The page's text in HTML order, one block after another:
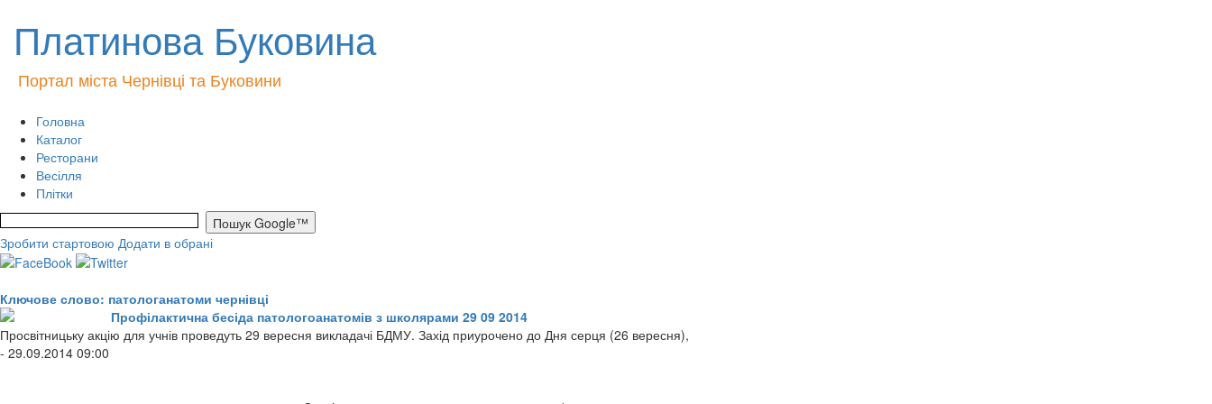
Платинова Буковина
Портал міста Чернівці та Буковини
Головна
Каталог
Ресторани
Весілля
Плітки
Зробити стартовою Додати в обрані
Ключове слово: патологанатоми чернівці
Профілактична бесіда патологоанатомів з школярами 29 09 2014
Просвітницьку акцію для учнів проведуть 29 вересня викладачі БДМУ. Захід приурочено до Дня серця (26 вересня),
- 29.09.2014 09:00